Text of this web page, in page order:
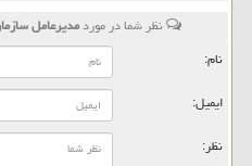
نظر شما در موردمدیرعامل
نام:
ایمیل:
نظر: